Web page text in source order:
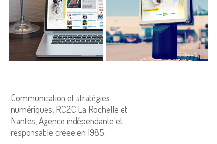
Communication et stratégies
numériques, RC2C La Rochelle et
Nantes, Agence indépendante et
responsable créée en 1985.